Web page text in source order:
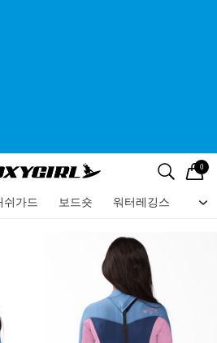
검색
로고 0
쉬가드 보드숏 워터레깅스 비
메뉴